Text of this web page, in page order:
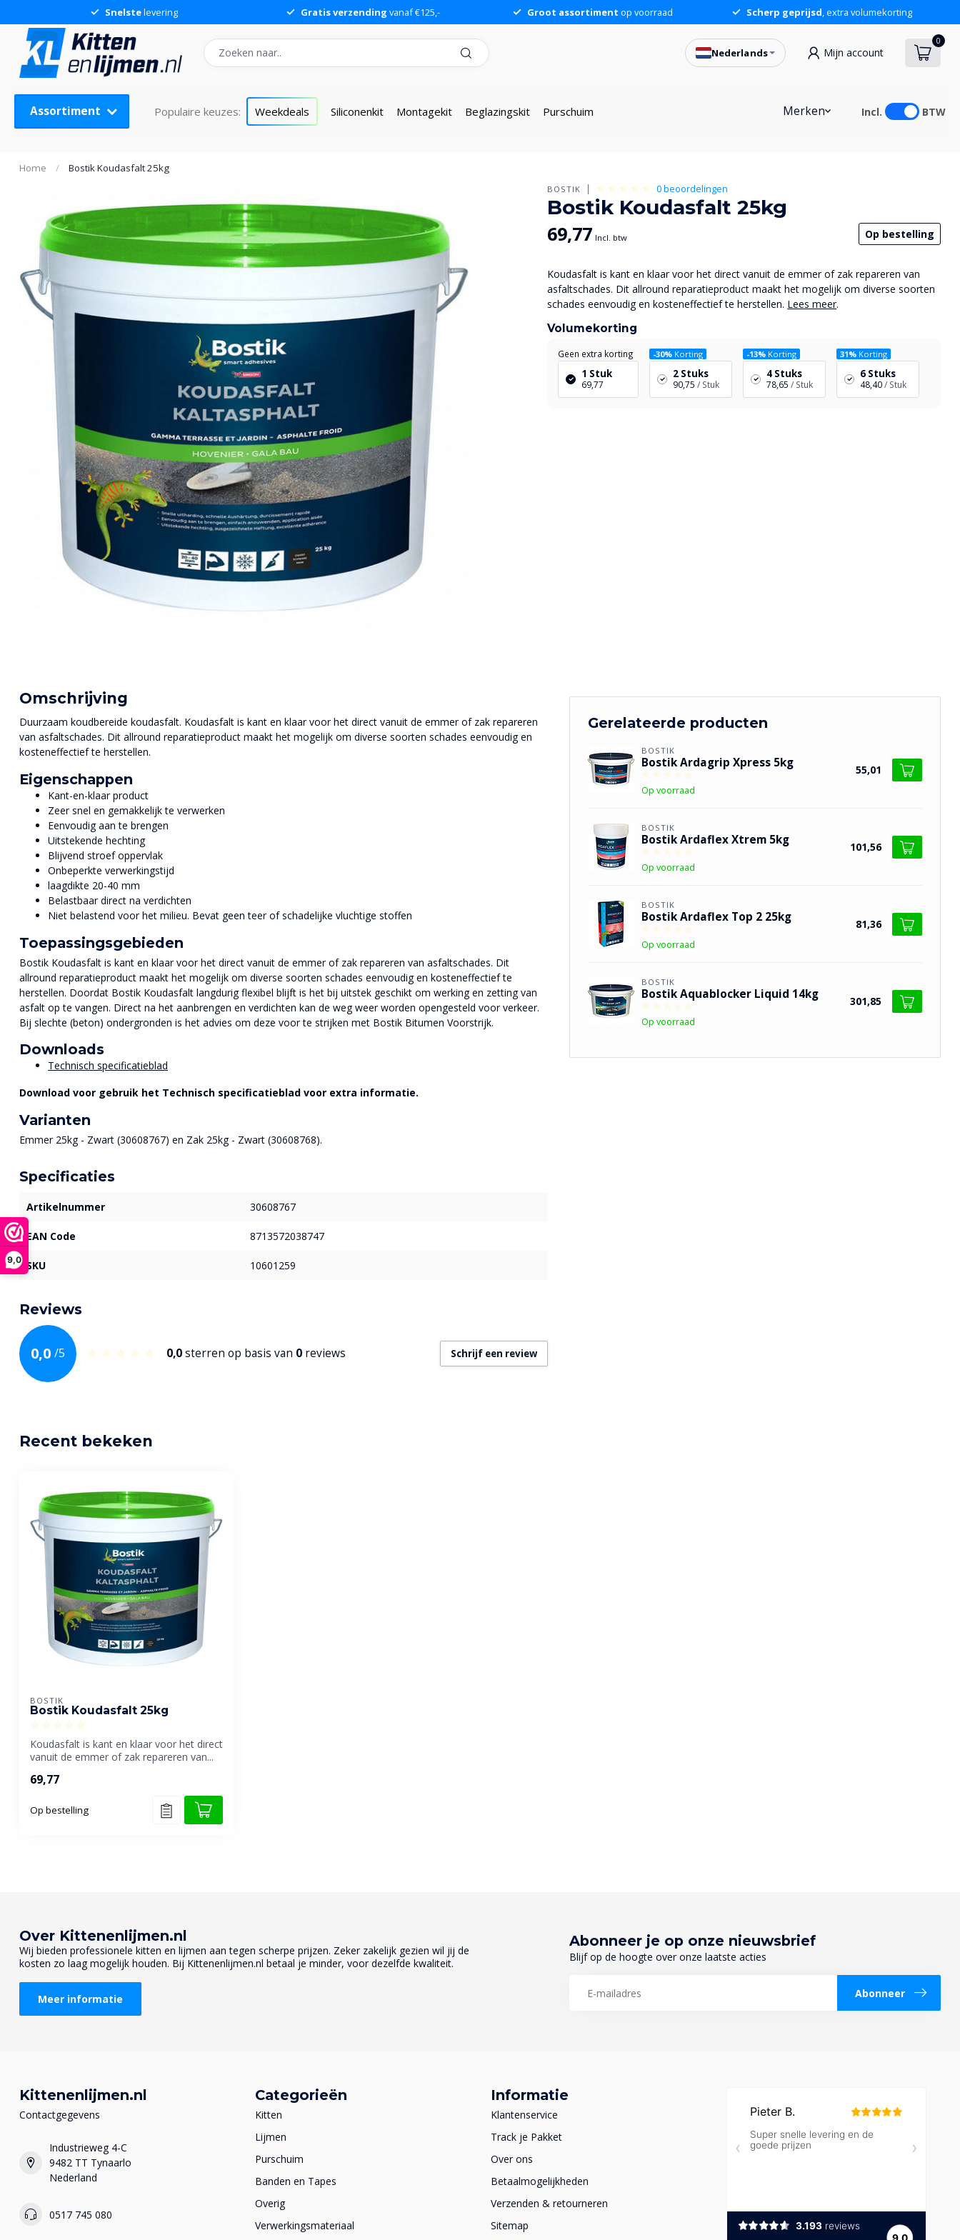
9,0
Snelstelevering Gratis verzending vanaf €125,- Groot assortiment op voorraad Scherp geprijsd, extra volumekorting
Nederlands Mijn account
0
Assortiment Populaire keuzes: Weekdeals Siliconenkit Montagekit Beglazingskit Purschuim Merken Incl. BTW
Home / Bostik Koudasfalt 25kg
Bostik Koudasfalt 25kg 69,77 In winkelwagen
BOSTIK 0 beoordelingen
Bostik Koudasfalt 25kg
69,77 Incl. btw Op bestelling
Koudasfalt is kant en klaar voor het direct vanuit de emmer of zak repareren van
asfaltschades. Dit allround reparatieproduct maakt het mogelijk om diverse soorten
schades eenvoudig en kosteneffectief te herstellen. Lees meer.
Volumekorting
Geen extra korting
1 Stuk
69,77
-30% Korting
2 Stuks
90,75 / Stuk
-13% Korting
4 Stuks
78,65 / Stuk
31% Korting
6 Stuks
48,40/ Stuk
Omschrijving
Duurzaam koudbereide koudasfalt. Koudasfalt is kant en klaar voor het direct vanuit de emmer of zak repareren
van asfaltschades. Dit allround reparatieproduct maakt het mogelijk om diverse soorten schades eenvoudig en
kosteneffectief te herstellen.
Eigenschappen
Kant-en-klaar product
Zeer snel en gemakkelijk te verwerken
Eenvoudig aan te brengen
Uitstekende hechting
Blijvend stroef oppervlak
Onbeperkte verwerkingstijd
laagdikte 20-40 mm
Belastbaar direct na verdichten
Niet belastend voor het milieu. Bevat geen teer of schadelijke vluchtige stoffen
Toepassingsgebieden
Bostik Koudasfalt is kant en klaar voor het direct vanuit de emmer of zak repareren van asfaltschades. Dit
allround reparatieproduct maakt het mogelijk om diverse soorten schades eenvoudig en kosteneffectief te
herstellen. Doordat Bostik Koudasfalt langdurig flexibel blijft is het bij uitstek geschikt om werking en zetting van
asfalt op te vangen. Direct na het aanbrengen en verdichten kan de weg weer worden opengesteld voor verkeer.
Bij slechte (beton) ondergronden is het advies om deze voor te strijken met Bostik Bitumen Voorstrijk.
Downloads
Technisch specificatieblad
Download voor gebruik het Technisch specificatieblad voor extra informatie.
Varianten
Emmer 25kg - Zwart (30608767) en Zak 25kg - Zwart (30608768).
Specificaties
Artikelnummer 30608767
EAN Code 8713572038747
SKU 10601259
Reviews
0,0 /5 0,0sterren op basis van 0 reviews Schrijf een review
Gerelateerde producten
BOSTIK
Bostik Ardagrip Xpress 5kg
Op voorraad
55,01
BOSTIK
Bostik Ardaflex Xtrem 5kg
Op voorraad
101,56
BOSTIK
Bostik Ardaflex Top 2 25kg
Op voorraad
81,36
BOSTIK
Bostik Aquablocker Liquid 14kg
Op voorraad
301,85
Recent bekeken
BOSTIK
Bostik Koudasfalt 25kg
Koudasfalt is kant en klaar voor het direct
vanuit de emmer of zak repareren van...
69,77
Op bestelling
Over Kittenenlijmen.nl
Wij bieden professionele kitten en lijmen aan tegen scherpe prijzen. Zeker zakelijk gezien wil jij de
kosten zo laag mogelijk houden. Bij Kittenenlijmen.nl betaal je minder, voor dezelfde kwaliteit.
Meer informatie
Abonneer je op onze nieuwsbrief
Blijf op de hoogte over onze laatste acties
Abonneer
Kittenenlijmen.nl
Contactgegevens
Industrieweg 4-C
9482 TT Tynaarlo
Nederland
0517 745 080
Categorieën
Kitten
Lijmen
Purschuim
Banden en Tapes
Overig
Verwerkingsmateriaal
Informatie
Klantenservice
Track je Pakket
Over ons
Betaalmogelijkheden
Verzenden & retourneren
Sitemap